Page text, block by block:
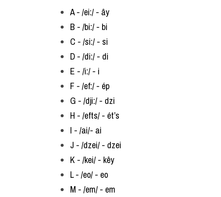
A - /ei:/ - ây
B - /bi:/ - bi
C - /si:/ - si
D - /di:/ - di
E - /i:/ - i
F - /ef:/ - ép
G - /dji:/ - dzi
H - /efts/ - ét’s
I - /ai/- ai
J - /dzei/ - dzei
K - /kei/ - kêy
L - /eo/ - eo
M - /em/ - em